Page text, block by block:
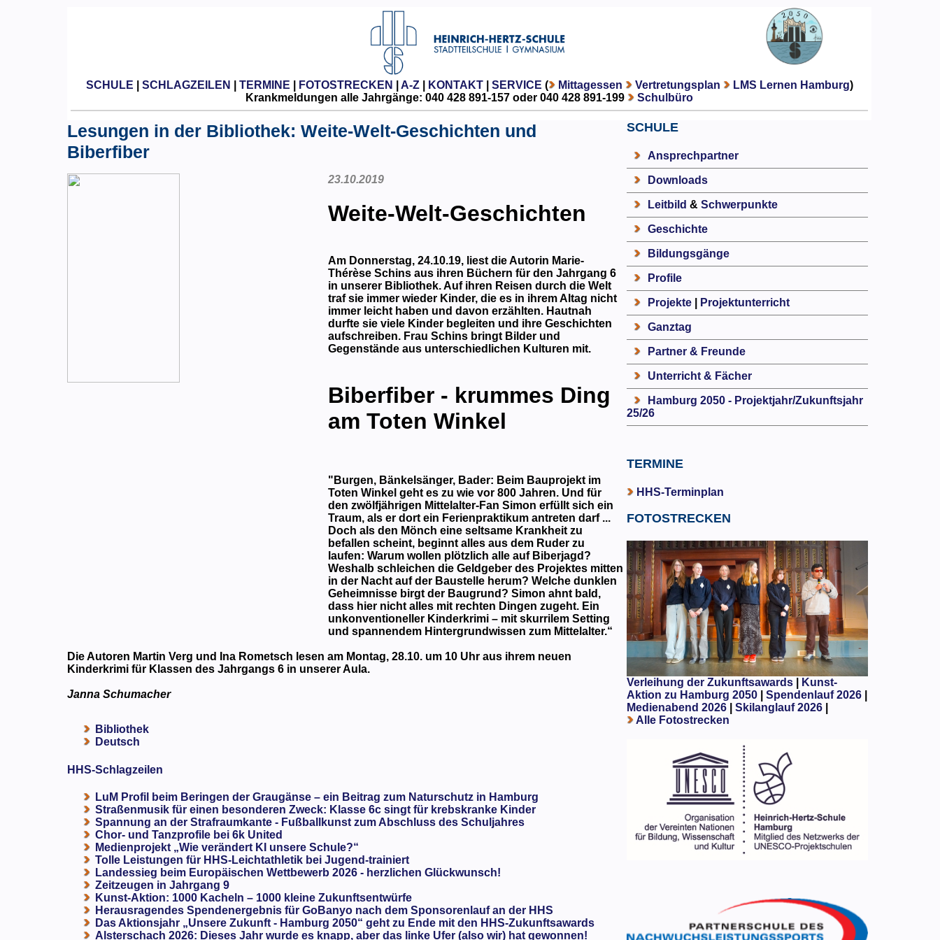
SCHULE SCHLAGZEILEN TERMINE FOTOSTRECKEN A-Z| KONTAKT| SERVICE ( Mittagessen Vertretungsplan LMS Lernen Hamburg)
Krankmeldungen alle Jahrgänge: 040 428 891-157 oder 040 428 891-199
Schulbüro
Lesungen in der Bibliothek: Weite-Welt-Geschichten und
Biberfiber
23.10.2019
Weite-Welt-Geschichten
Am Donnerstag, 24.10.19, liest die Autorin Marie-
Thérèse Schins aus ihren Büchern für den Jahrgang 6
in unserer Bibliothek. Auf ihren Reisen durch die Welt
traf sie immer wieder Kinder, die es in ihrem Altag nicht
immer leicht haben und davon erzählten. Hautnah
durfte sie viele Kinder begleiten und ihre Geschichten
aufschreiben. Frau Schins bringt Bilder und
Gegenstände aus unterschiedlichen Kulturen mit.
Biberfiber - krummes Ding
am Toten Winkel
"Burgen, Bänkelsänger, Bader: Beim Bauprojekt im
Toten Winkel geht es zu wie vor 800 Jahren. Und für
den zwölfjährigen Mittelalter-Fan Simon erfüllt sich ein
Traum, als er dort ein Ferienpraktikum antreten darf ...
Doch als den Mönch eine seltsame Krankheit zu
befallen scheint, beginnt alles aus dem Ruder zu
laufen: Warum wollen plötzlich alle auf Biberjagd?
Weshalb schleichen die Geldgeber des Projektes mitten
in der Nacht auf der Baustelle herum? Welche dunklen
Geheimnisse birgt der Baugrund? Simon ahnt bald,
dass hier nicht alles mit rechten Dingen zugeht. Ein
unkonventioneller Kinderkrimi – mit skurrilem Setting
und spannendem Hintergrundwissen zum Mittelalter.“
Die Autoren Martin Verg und Ina Rometsch lesen am Montag, 28.10. um 10 Uhr aus ihrem neuen
Kinderkrimi für Klassen des Jahrgangs 6 in unserer Aula.
Janna Schumacher
Bibliothek
Deutsch
HHS-Schlagzeilen
LuM Profil beim Beringen der Graugänse – ein Beitrag zum Naturschutz in Hamburg
Straßenmusik für einen besonderen Zweck: Klasse 6c singt für krebskranke Kinder
Spannung an der Strafraumkante - Fußballkunst zum Abschluss des Schuljahres
Chor- und Tanzprofile bei 6k United
Medienprojekt „Wie verändert KI unsere Schule?“
Tolle Leistungen für HHS-Leichtathletik bei Jugend-trainiert
Landessieg beim Europäischen Wettbewerb 2026 - herzlichen Glückwunsch!
Zeitzeugen in Jahrgang 9
Kunst-Aktion: 1000 Kacheln – 1000 kleine Zukunftsentwürfe
Herausragendes Spendenergebnis für GoBanyo nach dem Sponsorenlauf an der HHS
Das Aktionsjahr „Unsere Zukunft - Hamburg 2050“ geht zu Ende mit den HHS-Zukunftsawards
Alsterschach 2026: Dieses Jahr wurde es knapp, aber das linke Ufer (also wir) hat gewonnen!
SCHULE
Ansprechpartner
Downloads
Leitbild & Schwerpunkte
Geschichte
Bildungsgänge
Profile
Projekte| Projektunterricht
Ganztag
Partner & Freunde
Unterricht & Fächer
Hamburg 2050 - Projektjahr/Zukunftsjahr
25/26
TERMINE
HHS-Terminplan
FOTOSTRECKEN
Verleihung der Zukunftsawards|
Kunst-
Aktion zu Hamburg 2050
Spendenlauf 2026|
Medienabend 2026| Skilanglauf 2026|
Alle Fotostrecken